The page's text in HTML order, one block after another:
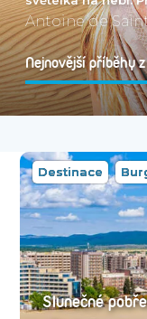
Antoine de
Nejnovější příběhy
Destinace
Slunečné